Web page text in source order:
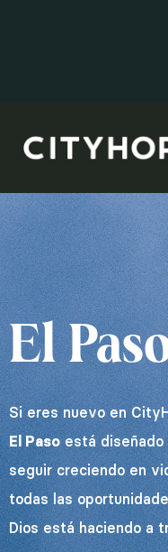
El
Si eres nuevo en
El Paso está diseñado
seguir creciendo en
todas las
Dios está haciendo a